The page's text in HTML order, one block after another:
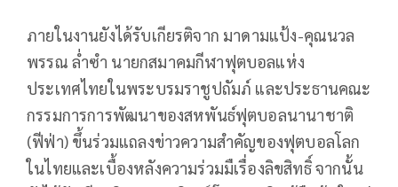
ภายในงานยังได้รับเกียรติจาก มาดามแป้ง-คุณนวล
พรรณ ล่ำซำ นายกสมาคมกีฬาฟุตบอลแห่ง
ประเทศไทยในพระบรมราชูปถัมภ์ และประธานคณะ
กรรมการการพัฒนาของสหพันธ์ฟุตบอลนานาชาติ
(ฟีฟ่า) ขึ้นร่วมแถลงข่าวความสำคัญของฟุตบอลโลก
ในไทยและเบื้องหลังความร่วมมืเรื่องลิขสิทธิ์ จากนั้น